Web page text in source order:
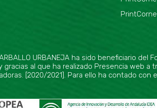
URBANEJA ha sido beneficiario
gracias al que ha realizado Presencia web
[2020/2021]. Para ello ha contado con